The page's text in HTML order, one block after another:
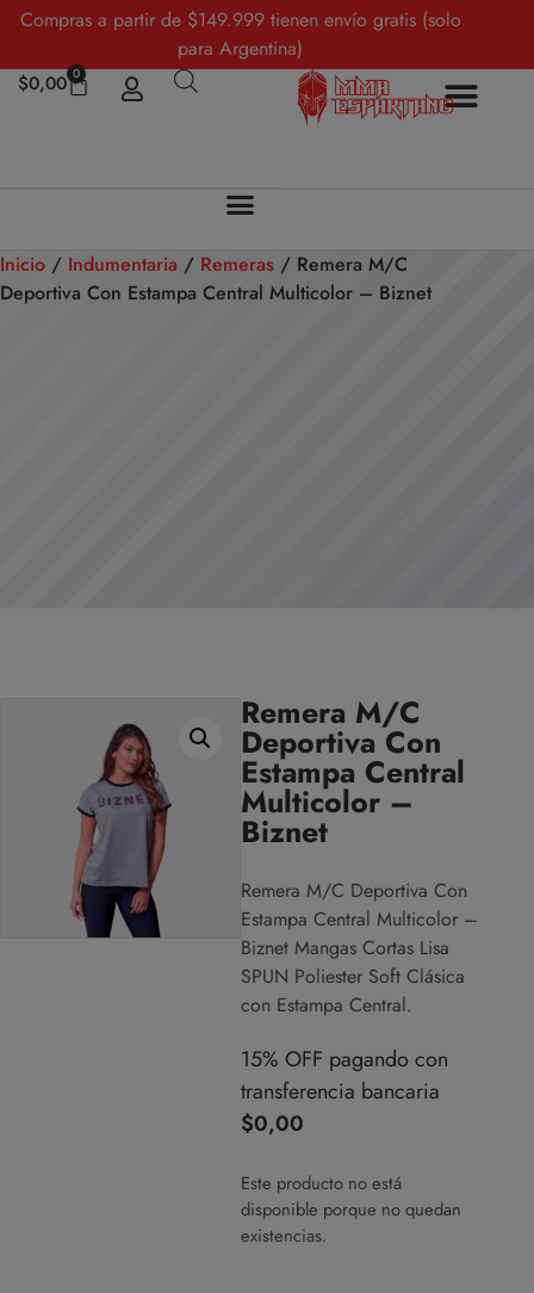
Compras a partir de $149.999 tienen envío gratis (solo
para Argentina)
$0,00 0
Inicio / Indumentaria / Remeras / Remera M/C
Deportiva Con Estampa Central Multicolor – Biznet
Remera M/C
Deportiva Con
Estampa Central
Multicolor –
Biznet
Remera M/C Deportiva Con
Estampa Central Multicolor –
Biznet Mangas Cortas Lisa
SPUN Poliester Soft Clásica
con Estampa Central.
15% OFF pagando con
transferencia bancaria
$0,00
Este producto no está
disponible porque no quedan
existencias.